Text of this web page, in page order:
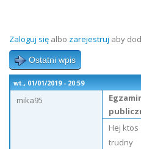
Zaloguj się albo zarejestruj aby
Ostatni wpis
wt., 01/01/2019 - 20:59
mika95
Hej ktos
trudny